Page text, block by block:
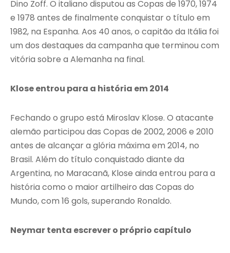
Dino Zoff. O italiano disputou as Copas de 1970, 1974
e 1978 antes de finalmente conquistar o título em
1982, na Espanha. Aos 40 anos, o capitão da Itália foi
um dos destaques da campanha que terminou com
vitória sobre a Alemanha na final.
Klose entrou para a história em 2014
Fechando o grupo está Miroslav Klose. O atacante
alemão participou das Copas de 2002, 2006 e 2010
antes de alcançar a glória máxima em 2014, no
Brasil. Além do título conquistado diante da
Argentina, no Maracanã, Klose ainda entrou para a
história como o maior artilheiro das Copas do
Mundo, com 16 gols, superando Ronaldo.
Neymar tenta escrever o próprio capítulo